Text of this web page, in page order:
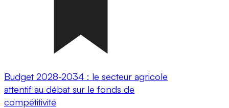
Budget 2028-2034 : le secteur agricole
attentif au débat sur le fonds de
compétitivité